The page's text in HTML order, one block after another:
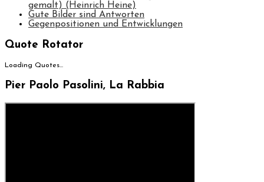
gemalt) (Heinrich Heine)
Gute Bilder sind Antworten
Gegenpositionen und Entwicklungen
Quote Rotator
Loading Quotes...
Pier Paolo Pasolini, La Rabbia